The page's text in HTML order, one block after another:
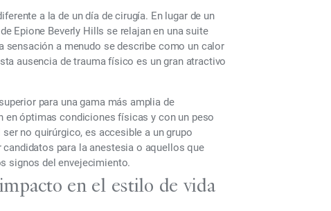
a la de un día de cirugía. En lugar de un
Epione Beverly Hills se relajan en una suite
sensación a menudo se describe como un calor
ausencia de trauma físico es un gran atractivo
para una gama más amplia de
en óptimas condiciones físicas y con un peso
no quirúrgico, es accesible a un grupo
para la anestesia o aquellos que
signos del envejecimiento.
en el estilo de vida